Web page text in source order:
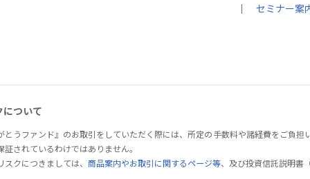
｜ セミナー案
ついて
うファンド』のお取引をしていただく際には、所定の手数料や諸経費をご負
されているわけではありません。
クにつきましては、 商品案内やお取引に関するページ等、及び投資信託説明書